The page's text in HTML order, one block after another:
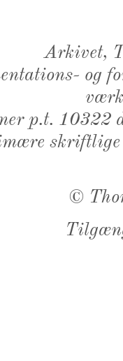
Arkivet,
og
p.t. 10322
©